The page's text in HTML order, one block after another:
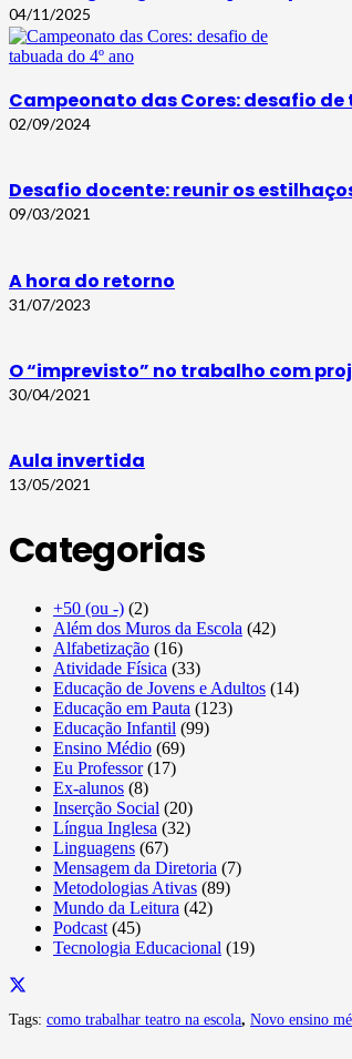
04/11/2025
Campeonato das Cores: desafio
02/09/2024
Desafio docente: reunir os
09/03/2021
A hora do retorno
31/07/2023
O “imprevisto” no trabalho com
30/04/2021
Aula invertida
13/05/2021
Categorias
+50 (ou -) (2)
Além dos Muros da Escola (42)
Alfabetização (16)
Atividade Física (33)
Educação de Jovens e Adultos (14)
Educação em Pauta (123)
Educação Infantil (99)
Ensino Médio (69)
Eu Professor(17)
Ex-alunos (8)
Inserção Social (20)
Língua Inglesa (32)
Linguagens (67)
Mensagem da Diretoria (7)
Metodologias Ativas (89)
Mundo da Leitura (42)
Podcast (45)
Tecnologia Educacional (19)
Tags: como trabalhar teatro na escola, Novo ensino